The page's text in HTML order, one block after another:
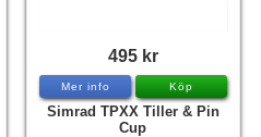
495 kr
Mer info Köp
Simrad TPXX Tiller & Pin
Cup